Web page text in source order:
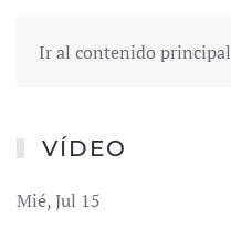
Ir al contenido principal
VÍDEO
Mié, Jul 15